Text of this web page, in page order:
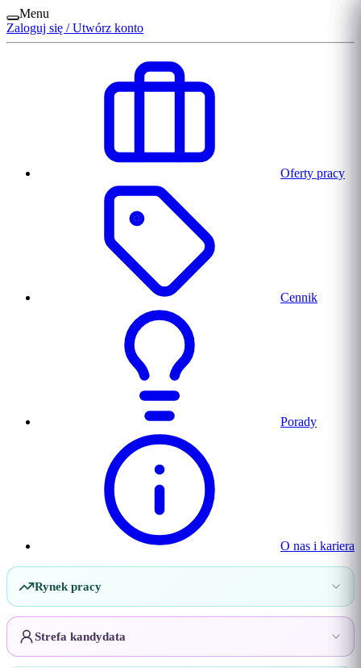
Menu
Zaloguj się / Utwórz konto
Oferty pracy
Cennik
Porady
O nas i kariera
Rynek pracy
Strefa kandydata